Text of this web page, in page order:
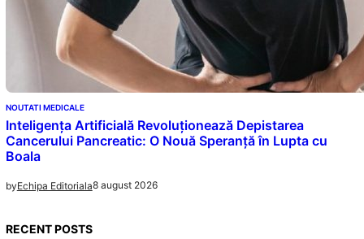
NOUTATI MEDICALE
Inteligența Artificială Revoluționează Depistarea
Cancerului Pancreatic: O Nouă Speranță în Lupta cu
Boala
byEchipa Editoriala8 august 2026
RECENT POSTS